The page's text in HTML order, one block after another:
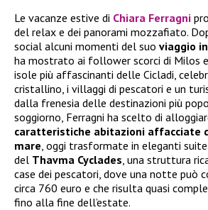
Le vacanze estive di Chiara Ferragni
del relax e dei panorami mozzafiato.
social alcuni momenti del suo viaggio
ha mostrato ai follower scorci di Milos
isole più affascinanti delle Cicladi,
cristallino, i villaggi di pescatori e un
dalla frenesia delle destinazioni più
soggiorno, Ferragni ha scelto di
caratteristiche abitazioni affacciate
mare , oggi trasformate in eleganti
del Thavma Cyclades , una struttura
case dei pescatori, dove una notte può
circa 760 euro e che risulta quasi
fino alla fine dell’estate.